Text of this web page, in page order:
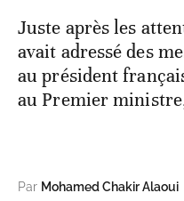
Juste après les
avait adressé des
au président
au Premier
Par Mohamed Chakir Alaoui